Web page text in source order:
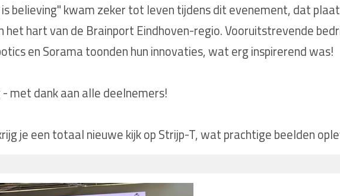
believing" kwam zeker tot leven tijdens dit evenement, dat
het hart van de Brainport Eindhoven-regio. Vooruitstrevende
en Sorama toonden hun innovaties, wat erg inspirerend was!
met dank aan alle deelnemers!
je een totaal nieuwe kijk op Strijp-T, wat prachtige beelden